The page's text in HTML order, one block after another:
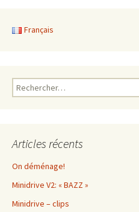
Français
Rechercher :
Articles récents
On déménage!
Minidrive V2: « BAZZ »
Minidrive – clips